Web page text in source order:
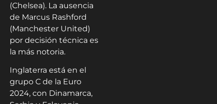
(Chelsea). La ausencia
de Marcus Rashford
(Manchester United)
por decisión técnica es
la más notoria.
Inglaterra está en el
grupo C de la Euro
2024, con Dinamarca,